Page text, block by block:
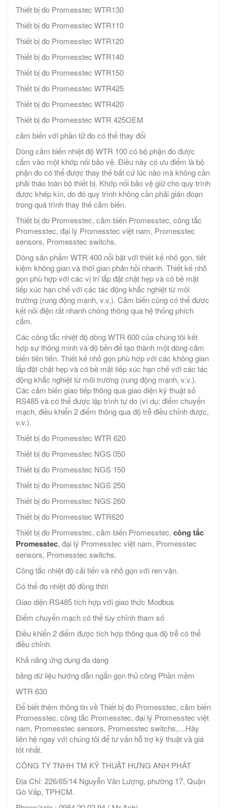
Thiết bị đo Promesstec WTR130
Thiết bị đo Promesstec WTR110
Thiết bị đo Promesstec WTR120
Thiết bị đo Promesstec WTR140
Thiết bị đo Promesstec WTR150
Thiết bị đo Promesstec WTR425
Thiết bị đo Promesstec WTR420
Thiết bị đo Promesstec WTR 425OEM
cảm biến với phần tử đo có thể thay đổi
Dòng cảm biến nhiệt độ WTR 100 có bộ phận đo được
cắm vào một khớp nối bảo vệ. Điều này có ưu điểm là bộ
phận đo có thể được thay thế bất cứ lúc nào mà không cần
phải tháo toàn bộ thiết bị. Khớp nối bảo vệ giữ cho quy trình
được khép kín, do đó quy trình không cần phải gián đoạn
trong quá trình thay thế cảm biến.
Thiết bị đo Promesstec, cảm biến Promesstec, công tắc
Promesstec, đại lý Promesstec việt nam, Promesstec
sensors, Promesstec switchs.
Dòng sản phẩm WTR 400 nổi bật với thiết kế nhỏ gọn, tiết
kiệm không gian và thời gian phản hồi nhanh. Thiết kế nhỏ
gọn phù hợp với các vị trí lắp đặt chật hẹp và có bề mặt
tiếp xúc hạn chế với các tác động khắc nghiệt từ môi
trường (rung động mạnh, v.v.). Cảm biến cũng có thể được
kết nối điện rất nhanh chóng thông qua hệ thống phích
cắm.
Các công tắc nhiệt độ dòng WTR 600 của chúng tôi kết
hợp sự thông minh và độ bền để tạo thành một dòng cảm
biến tiên tiến. Thiết kế nhỏ gọn phù hợp với các không gian
lắp đặt chật hẹp và có bề mặt tiếp xúc hạn chế với các tác
động khắc nghiệt từ môi trường (rung động mạnh, v.v.).
Các cảm biến giao tiếp thông qua giao diện kỹ thuật số
RS485 và có thể được lập trình tự do (ví dụ: điểm chuyển
mạch, điều khiển 2 điểm thông qua độ trễ điều chỉnh được,
v.v.).
Thiết bị đo Promesstec WTR 620
Thiết bị đo Promesstec NGS 050
Thiết bị đo Promesstec NGS 150
Thiết bị đo Promesstec NGS 250
Thiết bị đo Promesstec NGS 260
Thiết bị đo Promesstec WTR620
Thiết bị đo Promesstec, cảm biến Promesstec, công tắc
Promesstec, đại lý Promesstec việt nam, Promesstec
sensors, Promesstec switchs.
Công tắc nhiệt độ cải tiến và nhỏ gọn với ren vặn.
Có thể đo nhiệt độ đồng thời
Giao diện RS485 tích hợp với giao thức Modbus
Điểm chuyển mạch có thể tùy chỉnh tham số
Điều khiển 2 điểm được tích hợp thông qua độ trễ có thể
điều chỉnh.
Khả năng ứng dụng đa dạng
bảng dữ liệu hướng dẫn ngắn gọn thủ công Phần mềm
WTR 630
Để biết thêm thông tin về Thiết bị đo Promesstec, cảm biến
Promesstec, công tắc Promesstec, đại lý Promesstec việt
nam, Promesstec sensors, Promesstec switchs,…Hãy
liên hệ ngay với chúng tôi để tư vấn hỗ trợ kỹ thuật và giá
tốt nhất.
CÔNG TY TNHH TM KỸ THUẬT HƯNG ANH PHÁT
Địa Chỉ: 226/65/14 Nguyễn Văn Lượng, phường 17, Quận
Gò Vấp, TPHCM.